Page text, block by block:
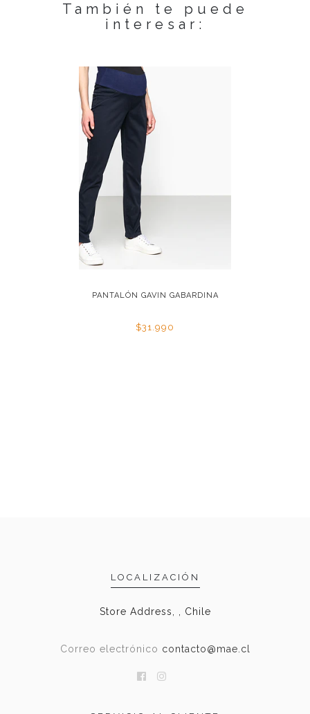
También te puede
interesar:
PANTALÓN GAVIN GABARDINA
$31.990
LOCALIZACIÓN
Store Address, , Chile
Correo electrónico contacto@mae.cl